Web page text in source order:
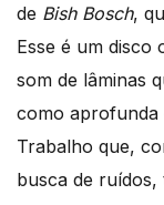
de Bish Bosch,
Esse é um disco
som de lâminas
como aprofunda
Trabalho que,
busca de ruídos,